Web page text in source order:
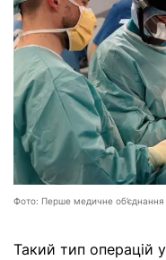
Фото: Перше медичне
Такий тип операцій